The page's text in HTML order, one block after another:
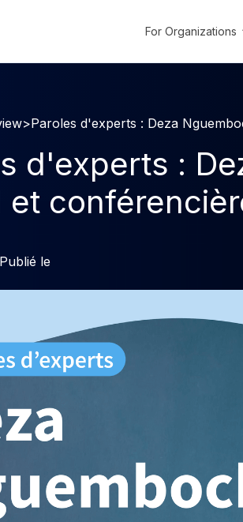
For Organizations
>Paroles d'experts : Deza
d'experts :
et
Publié le